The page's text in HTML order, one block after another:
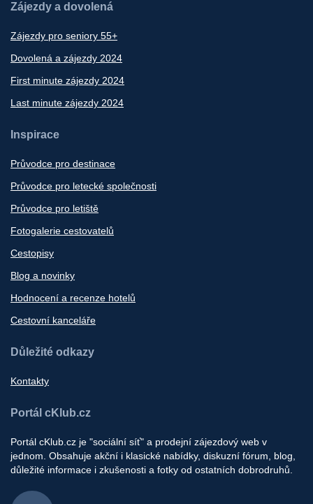
Zájezdy a dovolená
Zájezdy pro seniory 55+
Dovolená a zájezdy 2024
First minute zájezdy 2024
Last minute zájezdy 2024
Inspirace
Průvodce pro destinace
Průvodce pro letecké společnosti
Průvodce pro letiště
Fotogalerie cestovatelů
Cestopisy
Blog a novinky
Hodnocení a recenze hotelů
Cestovní kanceláře
Důležité odkazy
Kontakty
Portál cKlub.cz
Portál cKlub.cz je "sociální síť" a prodejní zájezdový web v
jednom. Obsahuje akční i klasické nabídky, diskuzní fórum, blog,
důležité informace i zkušenosti a fotky od ostatních dobrodruhů.